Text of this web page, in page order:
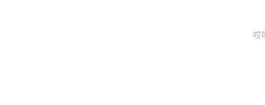
哎